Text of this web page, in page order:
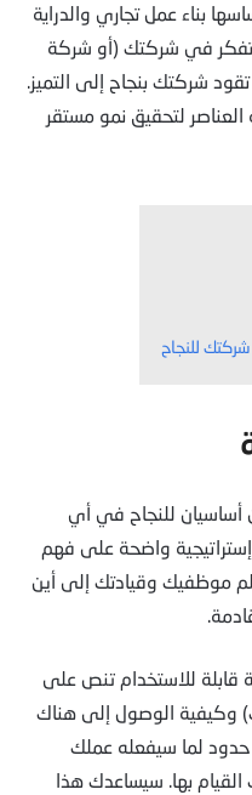
بناء عمل تجاري والدراية
تفكر في شركتك (أو شركة
إنشاءها). إليك 3 عناصر تقود شركتك بنجاح إلى التميز.
لتحقيق نمو مستقر
للنجاح
أساسيان للنجاح في أي
واضحة على فهم
موظفيك وقيادتك إلى أين
قابلة للاستخدام تنص على
وكيفية الوصول إلى هناك
لما سيفعله عملك
بها. سيساعدك هذا